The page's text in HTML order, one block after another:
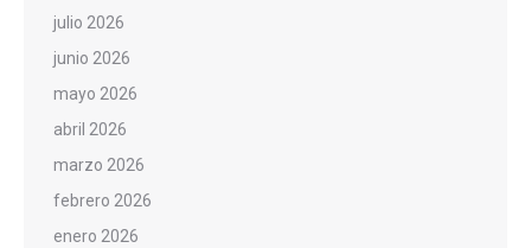
julio 2026
junio 2026
mayo 2026
abril 2026
marzo 2026
febrero 2026
enero 2026